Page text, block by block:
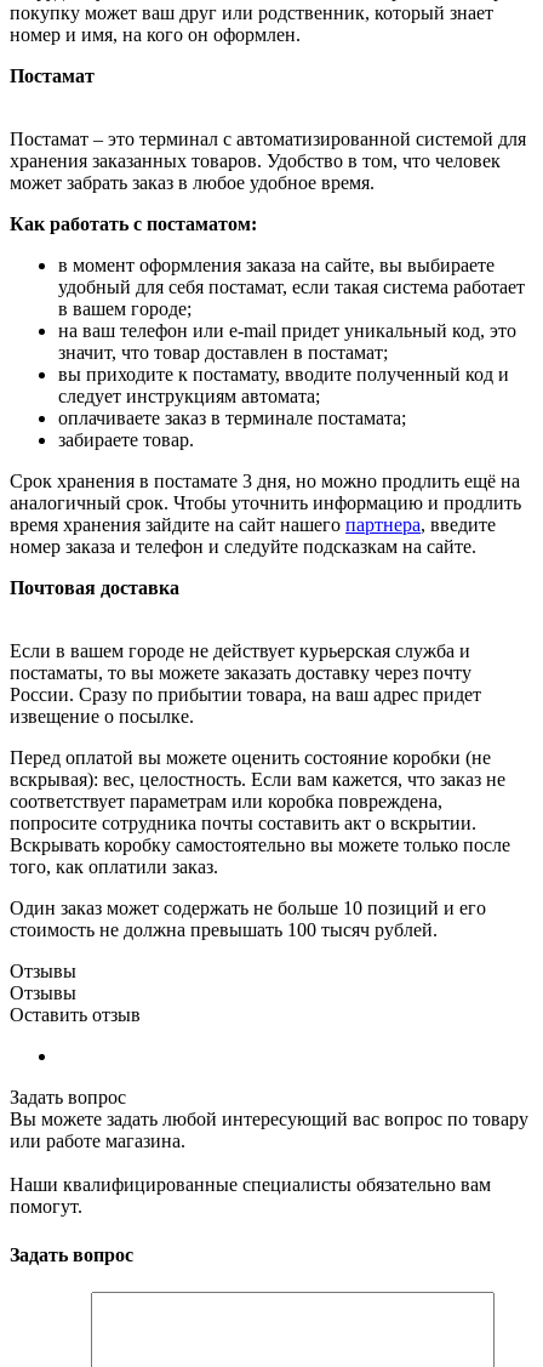
покупку может ваш друг или родственник, который знает
номер и имя, на кого он оформлен.
Постамат
Постамат – это терминал с автоматизированной системой для
хранения заказанных товаров. Удобство в том, что человек
может забрать заказ в любое удобное время.
Как работать с постаматом:
в момент оформления заказа на сайте, вы выбираете
удобный для себя постамат, если такая система работает
в вашем городе;
на ваш телефон или e-mail придет уникальный код, это
значит, что товар доставлен в постамат;
вы приходите к постамату, вводите полученный код и
следует инструкциям автомата;
оплачиваете заказ в терминале постамата;
забираете товар.
Срок хранения в постамате 3 дня, но можно продлить ещё на
аналогичный срок. Чтобы уточнить информацию и продлить
время хранения зайдите на сайт нашего партнера, введите
номер заказа и телефон и следуйте подсказкам на сайте.
Почтовая доставка
Если в вашем городе не действует курьерская служба и
постаматы, то вы можете заказать доставку через почту
России. Сразу по прибытии товара, на ваш адрес придет
извещение о посылке.
Перед оплатой вы можете оценить состояние коробки (не
вскрывая): вес, целостность. Если вам кажется, что заказ не
соответствует параметрам или коробка повреждена,
попросите сотрудника почты составить акт о вскрытии.
Вскрывать коробку самостоятельно вы можете только после
того, как оплатили заказ.
Один заказ может содержать не больше 10 позиций и его
стоимость не должна превышать 100 тысяч рублей.
Отзывы
Отзывы
Оставить отзыв
Задать вопрос
Вы можете задать любой интересующий вас вопрос по товару
или работе магазина.
Наши квалифицированные специалисты обязательно вам
помогут.
Задать вопрос